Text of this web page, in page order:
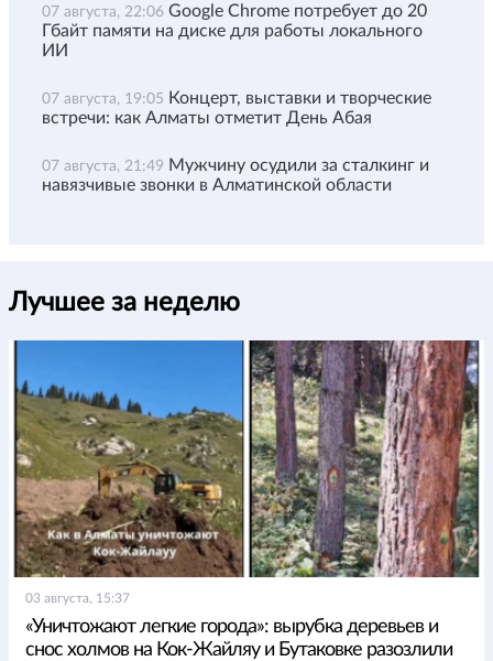
07 августа, 22:06 Google Chrome потребует до 20
Гбайт памяти на диске для работы локального
ИИ
07 августа, 19:05 Концерт, выставки и творческие
встречи: как Алматы отметит День Абая
07 августа, 21:49 Мужчину осудили за сталкинг и
навязчивые звонки в Алматинской области
Лучшее за неделю
03 августа, 15:37
«Уничтожают легкие города»: вырубка деревьев и
снос холмов на Кок-Жайляу и Бутаковке разозлили